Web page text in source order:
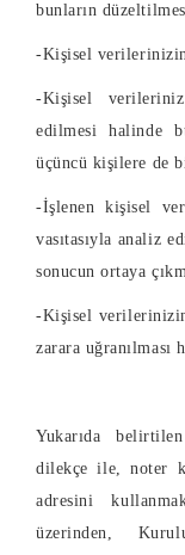
bunların
-Kişisel
-Kişisel
edilmesi halinde
üçüncü kişilere de
-İşlenen kişisel
vasıtasıyla analiz
sonucun ortaya
-Kişisel
zarara uğranılması
Yukarıda
dilekçe ile, noter
adresini
üzerinden,